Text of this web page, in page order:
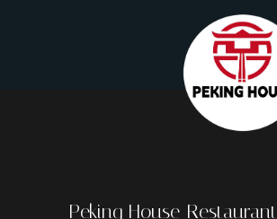
Peking House Restaurant